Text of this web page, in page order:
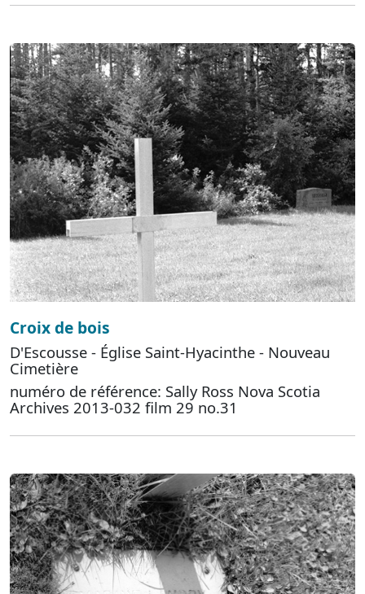
Croix de bois
D'Escousse - Église Saint-Hyacinthe - Nouveau
Cimetière
numéro de référence: Sally Ross Nova Scotia
Archives 2013-032 film 29 no.31